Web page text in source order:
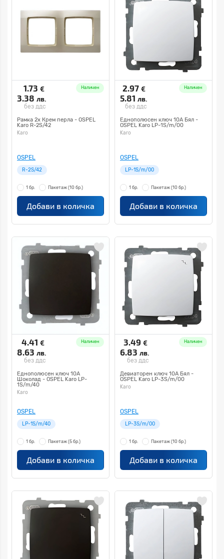
1.73 €
3.38 лв.
без ддс
Наличен
Рамка 2х Крем перла - OSPEL
Karo R-2S/42
Karo
OSPEL
R-2S/42
1 бр. Пакетаж (10 бр.)
Добави в количка
2.97 €
5.81 лв.
без ддс
Наличен
Еднополюсен ключ 10А Бял -
OSPEL Karo LP-1S/m/00
Karo
OSPEL
LP-1S/m/00
1 бр. Пакетаж (10 бр.)
Добави в количка
4.41 €
8.63 лв.
без ддс
Наличен
Еднополюсен ключ 10А
Шоколад - OSPEL Karo LP-
1S/m/40
Karo
OSPEL
LP-1S/m/40
1 бр. Пакетаж (5 бр.)
Добави в количка
3.49 €
6.83 лв.
без ддс
Наличен
Девиаторен ключ 10А Бял -
OSPEL Karo LP-3S/m/00
Karo
OSPEL
LP-3S/m/00
1 бр. Пакетаж (10 бр.)
Добави в количка